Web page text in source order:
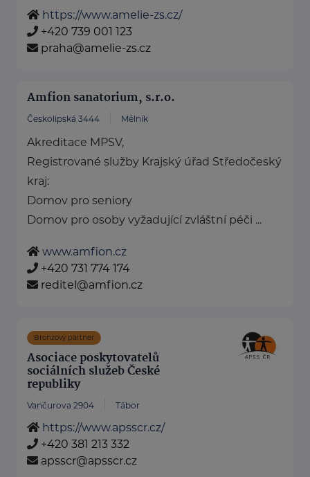
https://www.amelie-zs.cz/
+420 739 001 123
praha@amelie-zs.cz
Amfion sanatorium, s.r.o.
Českolipská 3444 Mělník
Akreditace MPSV,
Registrované služby Krajský úřad Středočeský
kraj:
Domov pro seniory
Domov pro osoby vyžadující zvláštní péči ...
www.amfion.cz
+420 731 774 174
reditel@amfion.cz
Bronzový partner
Asociace poskytovatelů
sociálních služeb České
republiky
Vančurova 2904 Tábor
https://www.apsscr.cz/
+420 381 213 332
apsscr@apsscr.cz